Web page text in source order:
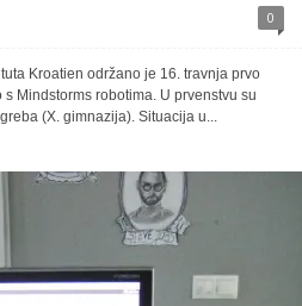
0
Kroatien održano je 16. travnja prvo
Mindstorms robotima. U prvenstvu su
(X. gimnazija). Situacija u...